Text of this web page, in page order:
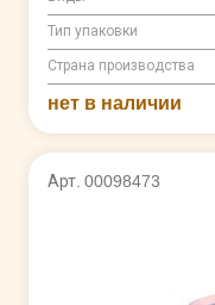
Тип упаковки
Страна производства
нет в наличии
Арт. 00098473